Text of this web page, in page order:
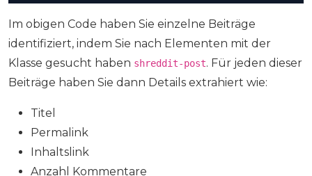
Im obigen Code haben Sie einzelne Beiträge
identifiziert, indem Sie nach Elementen mit der
Klasse gesucht haben shreddit-post. Für jeden dieser
Beiträge haben Sie dann Details extrahiert wie:
Titel
Permalink
Inhaltslink
Anzahl Kommentare